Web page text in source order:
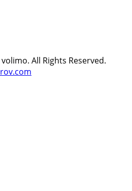
All Rights Reserved.